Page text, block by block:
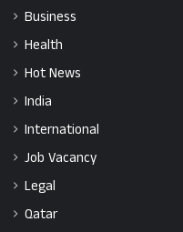
Business
Health
Hot News
India
International
Job Vacancy
Legal
Qatar